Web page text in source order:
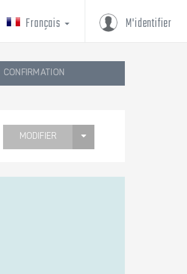
M'identifier
Français
CONFIRMATION
MODIFIER